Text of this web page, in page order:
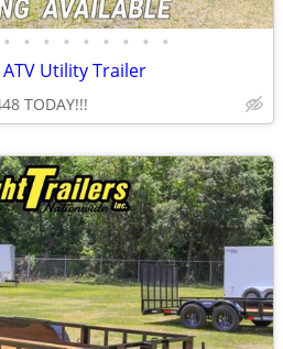
• • • • • • • • •
Utility Trailer
TODAY!!!